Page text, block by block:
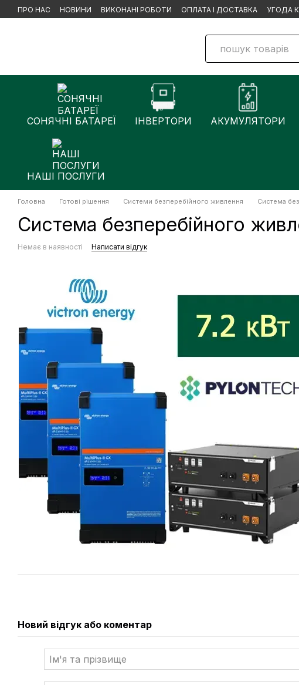
Перейти до основного контенту
ПРО НАС НОВИНИ ВИКОНАНІ РОБОТИ ОПЛАТА І ДОСТАВКА УГОДА
СОНЯЧНІ БАТАРЕЇ ІНВЕРТОРИ АКУМУЛЯТОРИ
НАШІ ПОСЛУГИ
Головна Готові рішення Системи безперебійного живлення Система
Система безперебійного
Немає в наявності Написати відгук
Новий відгук або коментар